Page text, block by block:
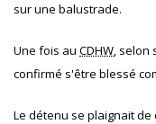
sur une balustrade.
Une fois au CDHW, selon
confirmé s'être blessé
Le détenu se plaignait